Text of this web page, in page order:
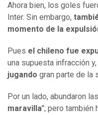
Ahora bien, los goles
Inter. Sin embargo,
momento de la
Pues el chileno fue
una supuesta infracción
jugando gran parte de la
Por un lado, abundaron
maravilla"; pero también